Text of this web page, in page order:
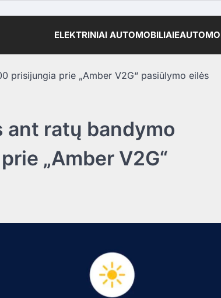
ELEKTRINIAI AUTOMOBILIAI
prisijungia prie „Amber V2G“ pasiūlymo eilės
ant ratų bandymo
„Amber V2G“